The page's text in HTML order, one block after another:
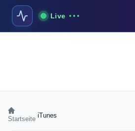
Live
Startseite iTunes